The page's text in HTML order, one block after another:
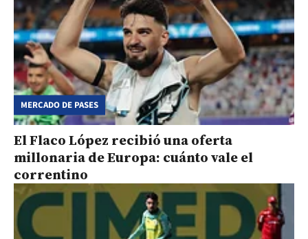
MERCADO DE PASES
El Flaco López recibió una oferta
millonaria de Europa: cuánto vale el
correntino